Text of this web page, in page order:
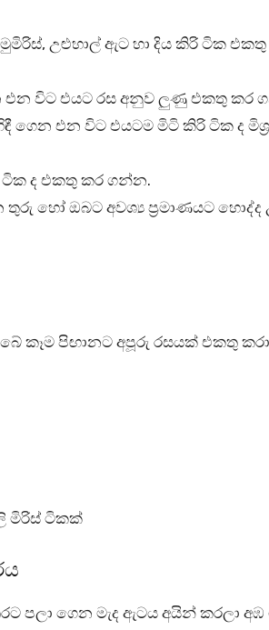
උළුහාල් ඇට හා දිය කිරි ටික
එන විට එයට රස අනුව ලුණු එකතු කර
ගෙන එන විට එයටම මිටි කිරි ටික ද
ද එකතු කර ගන්න.
තුරු හෝ ඔබට අවශ්‍ය ප්‍රමාණයට
කෑම පිඟානට අපූරු රසයක් එකතු
මිරිස් ටිකක්
පලා ගෙන මැද ඇටය අයින් කරලා